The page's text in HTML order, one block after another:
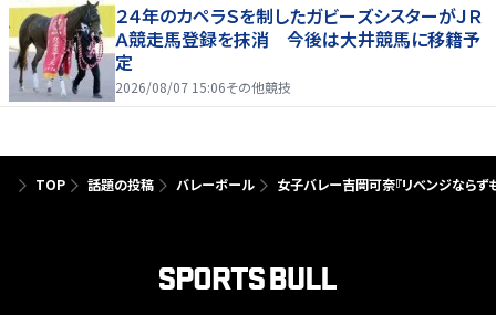
２４年のカペラＳを制したガビーズシスターがＪＲ
Ａ競走馬登録を抹消 今後は大井競馬に移籍予
定
2026/08/07 15:06その他競技
TOP 話題の投稿 バレーボール 女子バレー吉岡可奈『リベンジならず